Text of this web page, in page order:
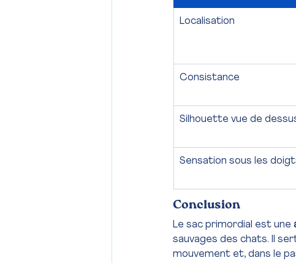
Localisation
Consistance
Silhouette vue de
Sensation sous les
Conclusion
Le sac primordial est une
sauvages des chats. Il
mouvement et, dans le